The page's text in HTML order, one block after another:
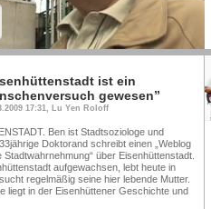
ist ein
gewesen”
17:31, Lu Yen Roloff
Ben ist Stadtsoziologe und
Doktorand schreibt einen „Weblog
Stadtwahrnehmung“ über Eisenhüttenstadt.
aufgewachsen, lebt heute in
regelmäßig seine hier lebende Mutter.
liegt in der Eisenhüttener Geschichte und